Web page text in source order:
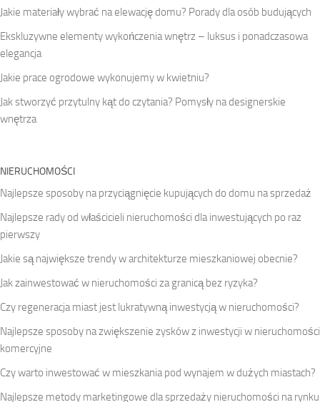
Jakie materiały wybrać na elewację domu? Porady dla osób budujących
Ekskluzywne elementy wykończenia wnętrz – luksus i ponadczasowa
elegancja
Jakie prace ogrodowe wykonujemy w kwietniu?
Jak stworzyć przytulny kąt do czytania? Pomysły na designerskie
wnętrza
NIERUCHOMOŚCI
Najlepsze sposoby na przyciągnięcie kupujących do domu na sprzedaż
Najlepsze rady od właścicieli nieruchomości dla inwestujących po raz
pierwszy
Jakie są największe trendy w architekturze mieszkaniowej obecnie?
Jak zainwestować w nieruchomości za granicą bez ryzyka?
Czy regeneracja miast jest lukratywną inwestycją w nieruchomości?
Najlepsze sposoby na zwiększenie zysków z inwestycji w nieruchomości
komercyjne
Czy warto inwestować w mieszkania pod wynajem w dużych miastach?
Najlepsze metody marketingowe dla sprzedaży nieruchomości na rynku